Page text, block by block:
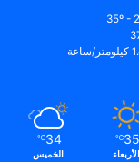
ساعة
35
℃
الأربعاء
34
℃
الخميس